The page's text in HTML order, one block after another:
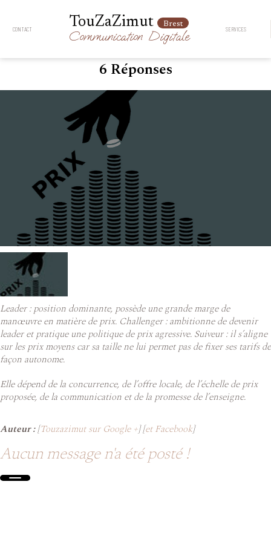
CONTACT TouZaZimut Brest
Communication Digitale SERVICES
6 Réponses
Leader : position dominante, possède une grande marge de
manœuvre en matière de prix. Challenger : ambitionne de devenir
leader et pratique une politique de prix agressive. Suiveur : il s’aligne
sur les prix moyens car sa taille ne lui permet pas de fixer ses tarifs de
façon autonome.
Elle dépend de la concurrence, de l’offre locale, de l’échelle de prix
proposée, de la communication et de la promesse de l’enseigne.
Auteur :[Touzazimut sur Google +] [et Facebook]
Aucun message n'a été posté !